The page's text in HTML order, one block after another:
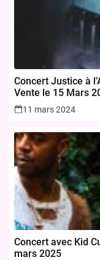
Concert Justice à
Vente le 15 Mars
11 mars 2024
Concert avec Kid
mars 2025